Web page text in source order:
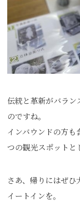
伝統と革新がバラン
のですね。
インバウンドの方も
つの観光スポットと
さあ、帰りにはぜ
イートインを。